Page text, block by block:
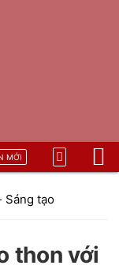
MỚI
· Sáng tạo
thon với